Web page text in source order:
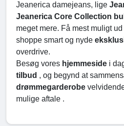
Jeanerica damejeans, lige
Jeanerica Core Collection
meget mere. Få mest muligt
shoppe smart og nyde
overdrive.
Besøg vores hjemmeside i
tilbud , og begynd at
drømmegarderobe
mulige aftale .